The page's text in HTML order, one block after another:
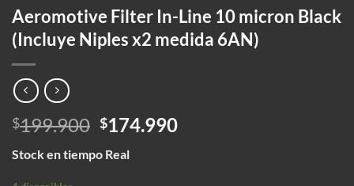
Aeromotive Filter In-Line 10 micron Black
(Incluye Niples x2 medida 6AN)
$199.900 El
original
$174.990El
Stock en tiempo Real